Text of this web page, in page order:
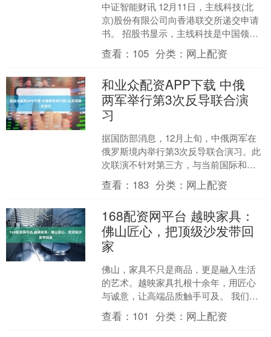
中证智能财讯 12月11日，主线科技(北
京)股份有限公司向香港联交所递交申请
书。 招股书显示，主线科技是中国领先
的L4级自动驾驶卡车及解决方案提供
商。2025年....
查看： 105 分类： 网上配资
和业众配资APP下载 中俄
两军举行第3次反导联合演
习
据国防部消息，12月上旬，中俄两军在
俄罗斯境内举行第3次反导联合演习。此
次联演不针对第三方，与当前国际和地
区局势无关。....
查看： 183 分类： 网上配资
168配资网平台 越映家具：
佛山匠心，把顶级沙发带回
家
佛山，家具不只是商品，更是融入生活
的艺术。越映家具扎根十余年，用匠心
与诚意，让高端品质触手可及。 我们深
知，一张好沙发的核心在于选材。越映
精选意大利进口的布林迪....
查看： 101 分类： 网上配资